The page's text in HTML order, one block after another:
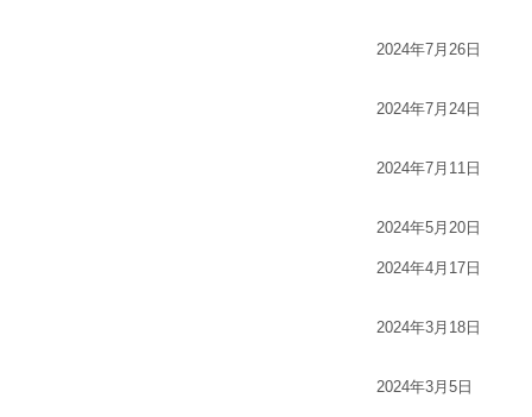
2024年7月26日
2024年7月24日
2024年7月11日
2024年5月20日
2024年4月17日
2024年3月18日
2024年3月5日